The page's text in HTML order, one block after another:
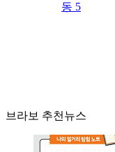
동 5
브라보 추천뉴스